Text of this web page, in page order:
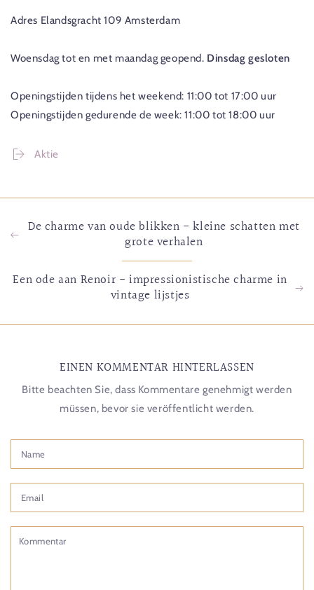
Adres Elandsgracht 109 Amsterdam
Woensdag tot en met maandag geopend. Dinsdag gesloten
Openingstijden tijdens het weekend: 11:00 tot 17:00 uur
Openingstijden gedurende de week: 11:00 tot 18:00 uur
Aktie
De charme van oude blikken - kleine schatten met
grote verhalen
Een ode aan Renoir - impressionistische charme in
vintage lijstjes
EINEN KOMMENTAR HINTERLASSEN
Bitte beachten Sie, dass Kommentare genehmigt werden
müssen, bevor sie veröffentlicht werden.